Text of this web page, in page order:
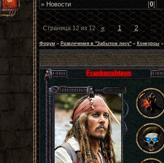
» Новости
[0]
Страница12 из12 « 1 2 …
Форум » Развлечения в "Забытом лесу" » Конкурсы »
Frankenshtayn